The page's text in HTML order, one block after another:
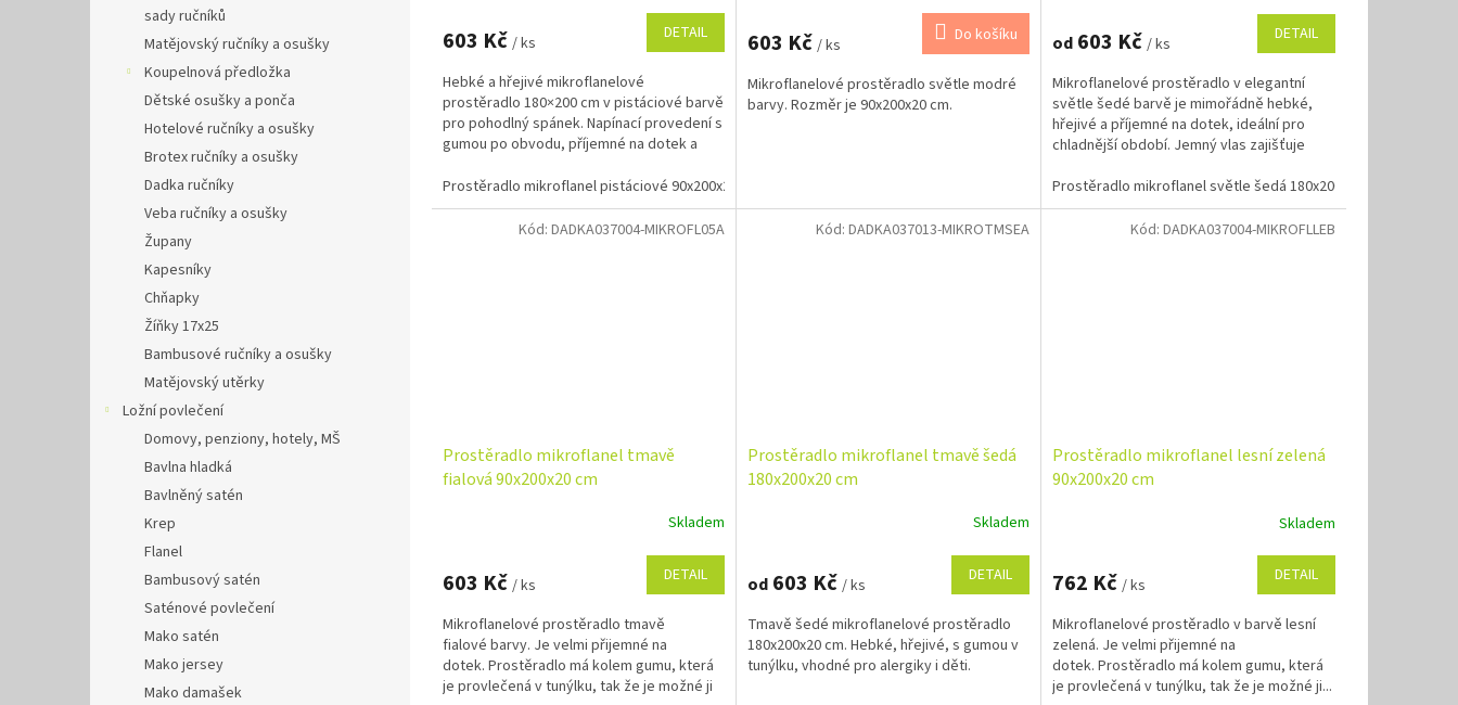
sady ručníků
Matějovský ručníky a osušky
Koupelnová předložka
Dětské osušky a ponča
Hotelové ručníky a osušky
Brotex ručníky a osušky
Dadka ručníky
Veba ručníky a osušky
Župany
Kapesníky
Chňapky
Žíňky 17x25
Bambusové ručníky a osušky
Matějovský utěrky
Ložní povlečení
Domovy, penziony, hotely, MŠ
Bavlna hladká
Bavlněný satén
Krep
Flanel
Bambusový satén
Saténové povlečení
Mako satén
Mako jersey
Mako damašek
603 Kč / ks DETAIL
Hebké a hřejivé mikroflanelové
prostěradlo 180×200 cm v pistáciové barvě
pro pohodlný spánek. Napínací provedení s
gumou po obvodu, příjemné na dotek a
Prostěradlo mikroflanel pistáciové 90x200x20 cm
603 Kč / ks Do košíku
Mikroflanelové prostěradlo světle modré
barvy. Rozměr je 90x200x20 cm.
od603 Kč / ks DETAIL
Mikroflanelové prostěradlo v elegantní
světle šedé barvě je mimořádně hebké,
hřejivé a příjemné na dotek, ideální pro
chladnější období. Jemný vlas zajišťuje
Prostěradlo mikroflanel světle šedá 180x200x20 cm
Prostěradlo mikroflanel tmavě
fialová 90x200x20 cm
Skladem
603 Kč / ks DETAIL
Mikroflanelové prostěradlo tmavě
fialové barvy. Je velmi přijemné na
dotek. Prostěradlo má kolem gumu, která
je provlečená v tunýlku, tak že je možné ji
Kód: DADKA037004-MIKROFL05A
Prostěradlo mikroflanel tmavě šedá
180x200x20 cm
Skladem
od603 Kč / ks DETAIL
Tmavě šedé mikroflanelové prostěradlo
180x200x20 cm. Hebké, hřejivé, s gumou v
tunýlku, vhodné pro alergiky i děti.
Kód: DADKA037013-MIKROTMSEA
Prostěradlo mikroflanel lesní zelená
90x200x20 cm
Skladem
762 Kč / ks DETAIL
Mikroflanelové prostěradlo v barvě lesní
zelená. Je velmi přijemné na
dotek. Prostěradlo má kolem gumu, která
je provlečená v tunýlku, tak že je možné ji...
Kód: DADKA037004-MIKROFLLEB